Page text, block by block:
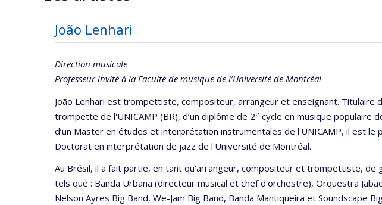
João Lenhari
Direction musicale
Professeur invité à la Faculté de musique de l’Université de Montréal
João Lenhari est trompettiste, compositeur, arrangeur et enseignant. Titulaire
trompette de l'UNICAMP (BR), d’un diplôme de 2e cycle en musique populaire
d’un Master en études et interprétation instrumentales de l'UNICAMP, il est le
Doctorat en interprétation de jazz de l'Université de Montréal.
Au Brésil, il a fait partie, en tant qu'arrangeur, compositeur et trompettiste, de
tels que : Banda Urbana (directeur musical et chef d'orchestre), Orquestra
Nelson Ayres Big Band, We-Jam Big Band, Banda Mantiqueira et Soundscape